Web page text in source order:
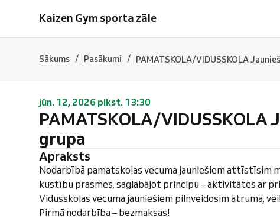
Kaizen Gym sporta zāle
Sākums / Pasākumi / PAMATSKOLA/VIDUSSKOLA
jūn. 12, 2026 plkst. 13:30
PAMATSKOLA/VIDUSSKOLA
grupa
Apraksts
Nodarbībā pamatskolas vecuma jauniešiem attīstīsim
kustību prasmes, saglabājot principu – aktivitātes ar
Vidusskolas vecuma jauniešiem pilnveidosim ātruma,
Pirmā nodarbība – bezmaksas!